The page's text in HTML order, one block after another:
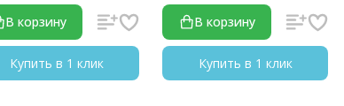
В корзину
Купить в 1 клик
В корзину
Купить в 1 клик